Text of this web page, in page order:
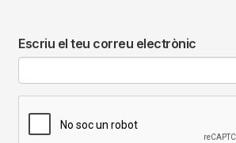
Escriu el teu correu electrònic